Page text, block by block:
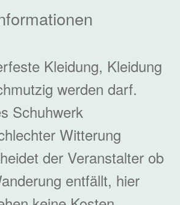
Kleidung, Kleidung
werden darf.
Schuhwerk
Witterung
der Veranstalter ob
entfällt, hier